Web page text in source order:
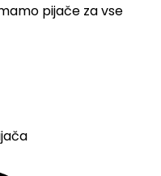
pijače za vse